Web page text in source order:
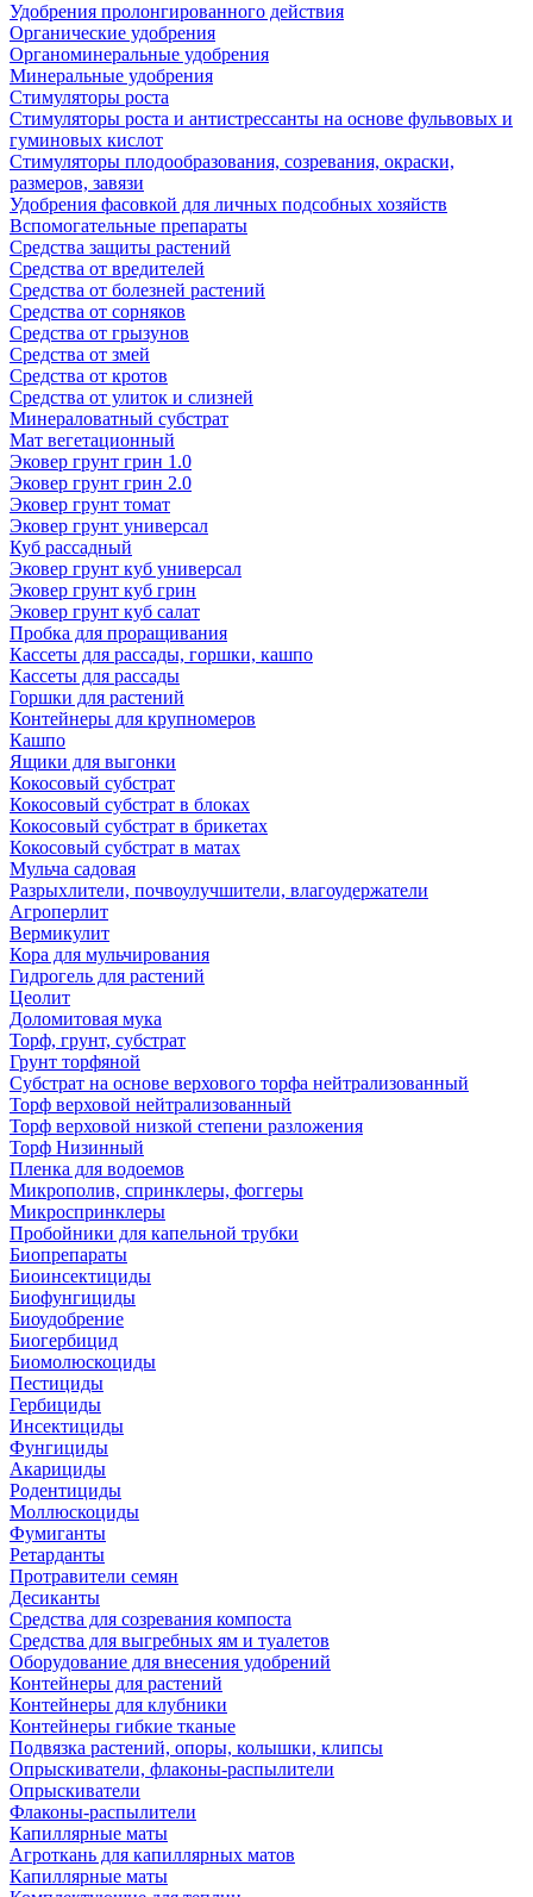
Удобрения пролонгированного действия
Органические удобрения
Органоминеральные удобрения
Минеральные удобрения
Стимуляторы роста
Стимуляторы роста и антистрессанты на основе фульвовых и
гуминовых кислот
Стимуляторы плодообразования, созревания, окраски,
размеров, завязи
Удобрения фасовкой для личных подсобных хозяйств
Вспомогательные препараты
Средства защиты растений
Средства от вредителей
Средства от болезней растений
Средства от сорняков
Средства от грызунов
Средства от змей
Средства от кротов
Средства от улиток и слизней
Минераловатный субстрат
Мат вегетационный
Эковер грунт грин 1.0
Эковер грунт грин 2.0
Эковер грунт томат
Эковер грунт универсал
Куб рассадный
Эковер грунт куб универсал
Эковер грунт куб грин
Эковер грунт куб салат
Пробка для проращивания
Кассеты для рассады, горшки, кашпо
Кассеты для рассады
Горшки для растений
Контейнеры для крупномеров
Кашпо
Ящики для выгонки
Кокосовый субстрат
Кокосовый субстрат в блоках
Кокосовый субстрат в брикетах
Кокосовый субстрат в матах
Мульча садовая
Разрыхлители, почвоулучшители, влагоудержатели
Агроперлит
Вермикулит
Кора для мульчирования
Гидрогель для растений
Цеолит
Доломитовая мука
Торф, грунт, субстрат
Грунт торфяной
Субстрат на основе верхового торфа нейтрализованный
Торф верховой нейтрализованный
Торф верховой низкой степени разложения
Торф Низинный
Пленка для водоемов
Микрополив, спринклеры, фоггеры
Микроспринклеры
Пробойники для капельной трубки
Биопрепараты
Биоинсектициды
Биофунгициды
Биоудобрение
Биогербицид
Биомолюскоциды
Пестициды
Гербициды
Инсектициды
Фунгициды
Акарициды
Родентициды
Моллюскоциды
Фумиганты
Ретарданты
Протравители семян
Десиканты
Средства для созревания компоста
Средства для выгребных ям и туалетов
Оборудование для внесения удобрений
Контейнеры для растений
Контейнеры для клубники
Контейнеры гибкие тканые
Подвязка растений, опоры, колышки, клипсы
Опрыскиватели, флаконы-распылители
Опрыскиватели
Флаконы-распылители
Капиллярные маты
Агроткань для капиллярных матов
Капиллярные маты